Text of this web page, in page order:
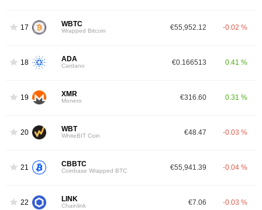
17 WBTC
Wrapped Bitcoin €55,952.12 -0.02 %
18 ADA
Cardano €0.166513 0.41 %
19 XMR
Monero €316.60 0.31 %
20 WBT
WhiteBIT Coin €48.47 -0.03 %
21 CBBTC
Coinbase Wrapped BTC €55,941.39 -0.04 %
22 LINK
Chainlink €7.06 -0.03 %